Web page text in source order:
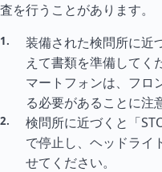
査を行うことがあります。
装備された検問所に近
えて書類を準備してく
マートフォンは、フロ
る必要があることに注
検問所に近づくと「
で停止し、ヘッドライ
せてください。